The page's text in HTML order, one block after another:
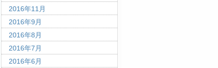
2016年11月
2016年9月
2016年8月
2016年7月
2016年6月